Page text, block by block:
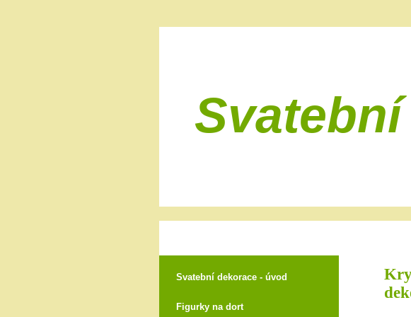
Svatební dekorace - úvod
Figurky na dort